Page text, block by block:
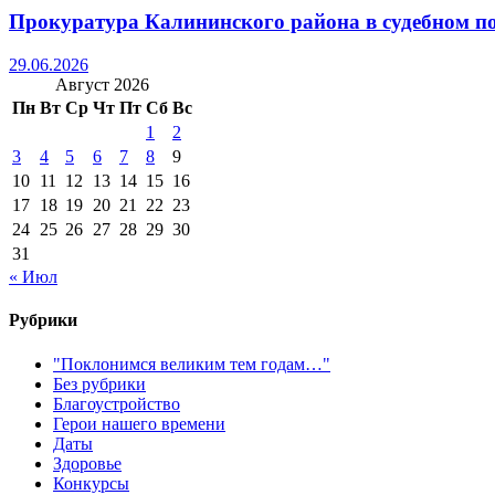
Прокуратура Калининского района в судебном
29.06.2026
Август 2026
Пн Вт Ср Чт Пт Сб Вс
1
2
3
4 5 6 7 8
9
10 11 12 13 14 15 16
17 18 19 20 21 22 23
24 25 26 27 28 29 30
31
« Июл
Рубрики
"Поклонимся великим тем годам…"
Без рубрики
Благоустройство
Герои нашего времени
Даты
Здоровье
Конкурсы